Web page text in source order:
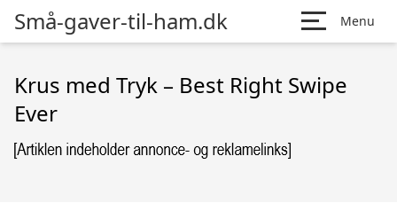
Små-gaver-til-ham.dk Menu
Krus med Tryk – Best Right Swipe
Ever